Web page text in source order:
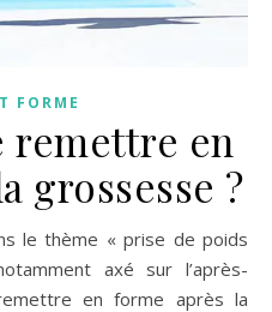
FORME
remettre en
grossesse ?
axé sur l’après-
en forme après la